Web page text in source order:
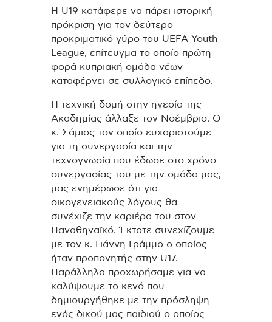
Η U19 κατάφερε να πάρει ιστορική
πρόκριση για τον δεύτερο
προκριματικό γύρο του UEFA Youth
League, επίτευγμα το οποίο πρώτη
φορά κυπριακή ομάδα νέων
καταφέρνει σε συλλογικό επίπεδο.
Η τεχνική δομή στην ηγεσία της
Ακαδημίας άλλαξε τον Νοέμβριο. Ο
κ. Σάμιος τον οποίο ευχαριστούμε
για τη συνεργασία και την
τεχνογνωσία που έδωσε στο χρόνο
συνεργασίας του με την ομάδα μας,
μας ενημέρωσε ότι για
οικογενειακούς λόγους θα
συνέχιζε την καριέρα του στον
Παναθηναϊκό. Έκτοτε συνεχίζουμε
με τον κ. Γιάννη Γράμμο ο οποίος
ήταν προπονητής στην U17.
Παράλληλα προχωρήσαμε για να
καλύψουμε το κενό που
δημιουργήθηκε με την πρόσληψη
ενός δικού μας παιδιού ο οποίος